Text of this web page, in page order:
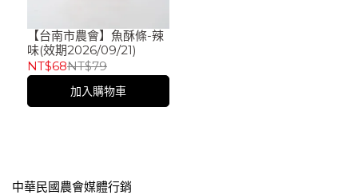
【台南市農會】魚酥條-辣
味(效期2026/09/21)
NT$68NT$79
加入購物車
中華民國農會媒體行銷